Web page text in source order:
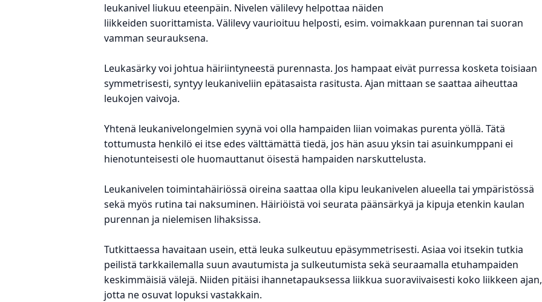
leukanivel liukuu eteenpäin. Nivelen välilevy helpottaa näiden
liikkeiden suorittamista. Välilevy vaurioituu helposti, esim. voimakkaan purennan tai suoran
vamman seurauksena.
Leukasärky voi johtua häiriintyneestä purennasta. Jos hampaat eivät purressa kosketa toisiaan
symmetrisesti, syntyy leukaniveliin epätasaista rasitusta. Ajan mittaan se saattaa aiheuttaa
leukojen vaivoja.
Yhtenä leukanivelongelmien syynä voi olla hampaiden liian voimakas purenta yöllä. Tätä
tottumusta henkilö ei itse edes välttämättä tiedä, jos hän asuu yksin tai asuinkumppani ei
hienotunteisesti ole huomauttanut öisestä hampaiden narskuttelusta.
Leukanivelen toimintahäiriössä oireina saattaa olla kipu leukanivelen alueella tai ympäristössä
sekä myös rutina tai naksuminen. Häiriöistä voi seurata päänsärkyä ja kipuja etenkin kaulan
purennan ja nielemisen lihaksissa.
Tutkittaessa havaitaan usein, että leuka sulkeutuu epäsymmetrisesti. Asiaa voi itsekin tutkia
peilistä tarkkailemalla suun avautumista ja sulkeutumista sekä seuraamalla etuhampaiden
keskimmäisiä välejä. Niiden pitäisi ihannetapauksessa liikkua suoraviivaisesti koko liikkeen ajan,
jotta ne osuvat lopuksi vastakkain.